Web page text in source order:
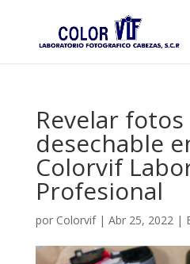
Revelar
desechable
Colorvif
Profesional
por Colorvif| Abr 25, 2022|